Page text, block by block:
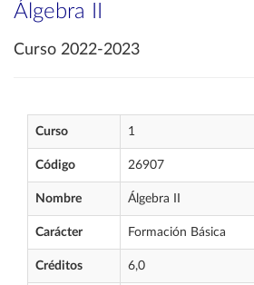
Álgebra II
Curso 2022-2023
Curso 1
Código 26907
Nombre Álgebra II
Carácter Formación Básica
Créditos 6,0